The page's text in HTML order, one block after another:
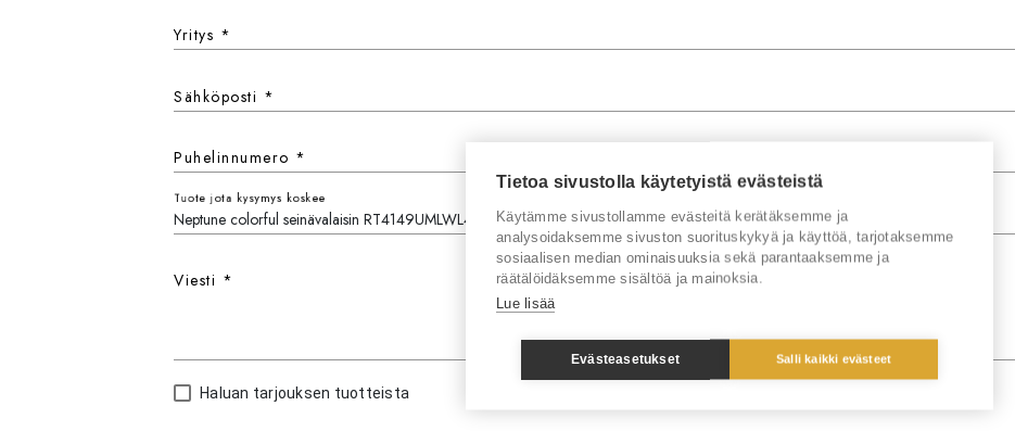
Yritys *
Sähköposti *
Puhelinnumero *
Tuote jota kysymys koskee
Viesti *
Haluan tarjouksen tuotteista
Tietoa sivustolla käytetyistä evästeistä
Käytämme sivustollamme evästeitä kerätäksemme ja
analysoidaksemme sivuston suorituskykyä ja käyttöä, tarjotaksemme
sosiaalisen median ominaisuuksia sekä parantaaksemme ja
räätälöidäksemme sisältöä ja mainoksia.
Lue lisää
Evästeasetukset Salli kaikki evästeet